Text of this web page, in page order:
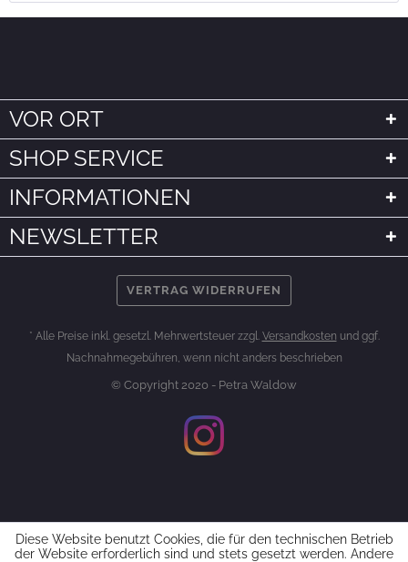
VOR ORT
SHOP SERVICE
INFORMATIONEN
NEWSLETTER
VERTRAG WIDERRUFEN
* Alle Preise inkl. gesetzl. Mehrwertsteuer zzgl. Versandkosten und ggf.
Nachnahmegebühren, wenn nicht anders beschrieben
© Copyright 2020 - Petra Waldow
Diese Website benutzt Cookies, die für den technischen Betrieb
der Website erforderlich sind und stets gesetzt werden. Andere